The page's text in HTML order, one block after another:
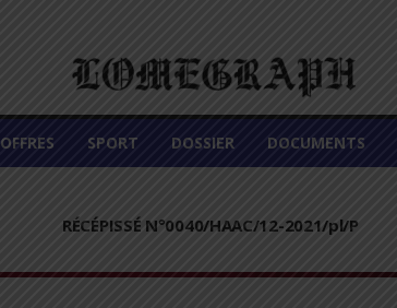
OFFRES SPORT DOSSIER DOCUMENTS
RÉCÉPISSÉ N°0040/HAAC/12-2021/pl/P